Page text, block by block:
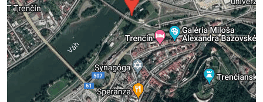
Povoliť tentokrát
Povoliť a zapamätať - súhlas s druhom cookie:
Funkčné
Otvoriť obsah v novom okne